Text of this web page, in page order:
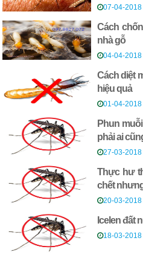
07-04-2018
Cách
nhà gỗ
04-04-2018
Cách diệt
hiệu quả
01-04-2018
Phun
phải ai
27-03-2018
Thực hư
chết
20-03-2018
Icelen đất
18-03-2018